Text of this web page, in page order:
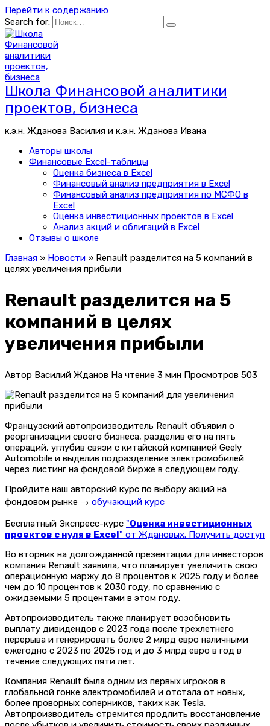
Перейти к содержанию
Search for:
Школа Финансовой аналитики
проектов, бизнеса
к.э.н. Жданова Василия и к.э.н. Жданова Ивана
Авторы школы
Финансовые Excel-таблицы
Оценка бизнеса в Excel
Финансовый анализ предприятия в Excel
Финансовый анализ предприятия по МСФО в
Excel
Оценка инвестиционных проектов в Excel
Анализ акций и облигаций в Excel
Отзывы о школе
Главная » Новости » Renault разделится на 5 компаний в
целях увеличения прибыли
Renault разделится на 5
компаний в целях
увеличения прибыли
Автор Василий Жданов На чтение 3 мин Просмотров 503
Французский автопроизводитель Renault объявил о
реорганизации своего бизнеса, разделив его на пять
операций, углубив связи с китайской компанией Geely
Automobile и выделив подразделение электромобилей
через листинг на фондовой бирже в следующем году.
Пройдите наш авторский курс по выбору акций на
фондовом рынке → обучающий курс
Бесплатный Экспресс-курс "Оценка инвестиционных
проектов с нуля в Excel" от Ждановых. Получить доступ
Во вторник на долгожданной презентации для инвесторов
компания Renault заявила, что планирует увеличить свою
операционную маржу до 8 процентов к 2025 году и более
чем до 10 процентов к 2030 году, по сравнению с
ожидаемыми 5 процентами в этом году.
Автопроизводитель также планирует возобновить
выплату дивидендов с 2023 года после трехлетнего
перерыва и генерировать более 2 млрд евро наличными
ежегодно с 2023 по 2025 год и до 3 млрд евро в год в
течение следующих пяти лет.
Компания Renault была одним из первых игроков в
глобальной гонке электромобилей и отстала от новых,
более проворных соперников, таких как Tesla.
Автопроизводитель стремится продлить восстановление